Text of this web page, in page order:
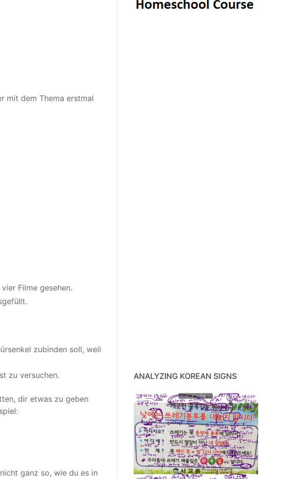
mit dem Thema erstmal
Filme gesehen.
zubinden soll, weil
zu versuchen.
dir etwas zu geben
ganz so, wie du es in
ANALYZING KOREAN SIGNS